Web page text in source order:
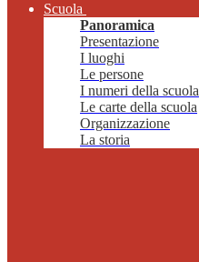
Scuola
Panoramica
Presentazione
I luoghi
Le persone
I numeri della scuola
Le carte della scuola
Organizzazione
La storia